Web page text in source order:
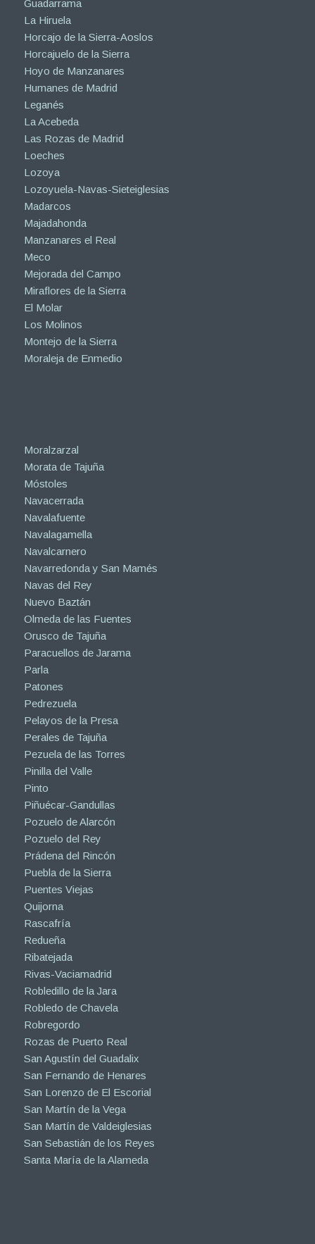
Guadarrama
La Hiruela
Horcajo de la Sierra-Aoslos
Horcajuelo de la Sierra
Hoyo de Manzanares
Humanes de Madrid
Leganés
La Acebeda
Las Rozas de Madrid
Loeches
Lozoya
Lozoyuela-Navas-Sieteiglesias
Madarcos
Majadahonda
Manzanares el Real
Meco
Mejorada del Campo
Miraflores de la Sierra
El Molar
Los Molinos
Montejo de la Sierra
Moraleja de Enmedio
Moralzarzal
Morata de Tajuña
Móstoles
Navacerrada
Navalafuente
Navalagamella
Navalcarnero
Navarredonda y San Mamés
Navas del Rey
Nuevo Baztán
Olmeda de las Fuentes
Orusco de Tajuña
Paracuellos de Jarama
Parla
Patones
Pedrezuela
Pelayos de la Presa
Perales de Tajuña
Pezuela de las Torres
Pinilla del Valle
Pinto
Piñuécar-Gandullas
Pozuelo de Alarcón
Pozuelo del Rey
Prádena del Rincón
Puebla de la Sierra
Puentes Viejas
Quijorna
Rascafría
Redueña
Ribatejada
Rivas-Vaciamadrid
Robledillo de la Jara
Robledo de Chavela
Robregordo
Rozas de Puerto Real
San Agustín del Guadalix
San Fernando de Henares
San Lorenzo de El Escorial
San Martín de la Vega
San Martín de Valdeiglesias
San Sebastián de los Reyes
Santa María de la Alameda